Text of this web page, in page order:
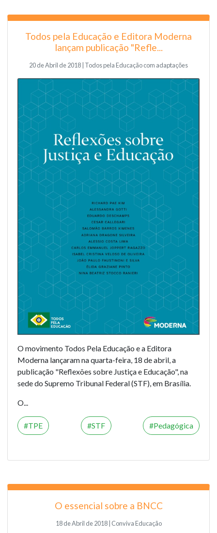
Todos pela Educação e Editora Moderna
lançam publicação "Refle...
20 de Abril de 2018 | Todos pela Educação com adaptações
O movimento Todos Pela Educação e a Editora
Moderna lançaram na quarta-feira, 18 de abril, a
publicação "Reflexões sobre Justiça e Educação", na
sede do Supremo Tribunal Federal (STF), em Brasília.
O...
TPE STF Pedagógica
O essencial sobre a BNCC
18 de Abril de 2018 | Conviva Educação